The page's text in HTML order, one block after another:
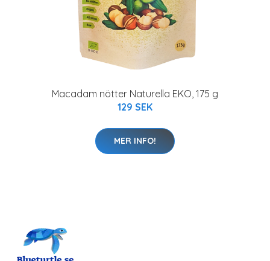
Macadam nötter Naturella EKO, 175 g
129 SEK
MER INFO!